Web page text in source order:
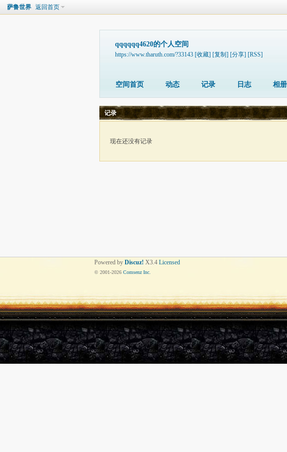
萨鲁世界 返回首页
qqqqqq4620的个人空间
https://www.tharuth.com/?33143 [收藏] [复制] [分享] [RSS]
空间首页 动态 记录 日志 相册
记录
现在还没有记录
Powered by Discuz! X3.4 Licensed
© 2001-2026 Comsenz Inc.